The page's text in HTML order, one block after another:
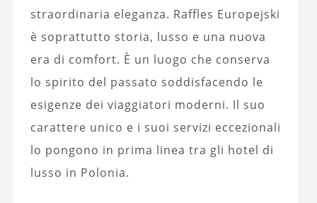
straordinaria eleganza. Raffles Europejski
è soprattutto storia, lusso e una nuova
era di comfort. È un luogo che conserva
lo spirito del passato soddisfacendo le
esigenze dei viaggiatori moderni. Il suo
carattere unico e i suoi servizi eccezionali
lo pongono in prima linea tra gli hotel di
lusso in Polonia.